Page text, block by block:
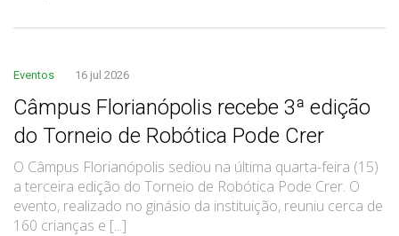
Eventos 16 jul 2026
Câmpus Florianópolis recebe 3ª edição
do Torneio de Robótica Pode Crer
O Câmpus Florianópolis sediou na última quarta-feira (15)
a terceira edição do Torneio de Robótica Pode Crer. O
evento, realizado no ginásio da instituição, reuniu cerca de
160 crianças e [...]